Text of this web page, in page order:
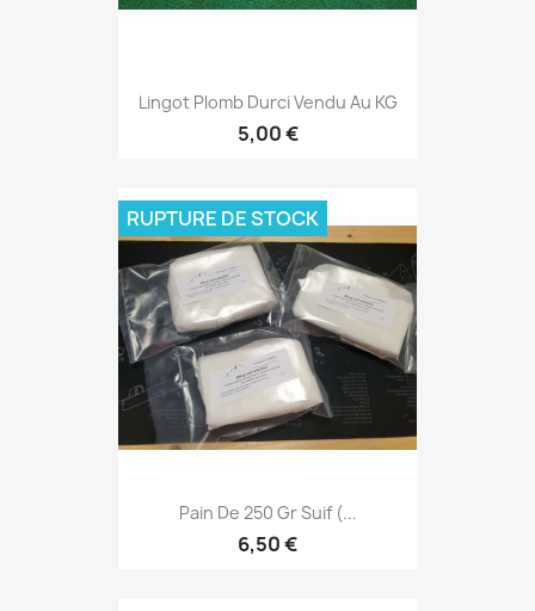
Lingot Plomb Durci Vendu Au KG
5,00 €
Pain De 250 Gr Suif (...
6,50 €
RUPTURE DE STOCK